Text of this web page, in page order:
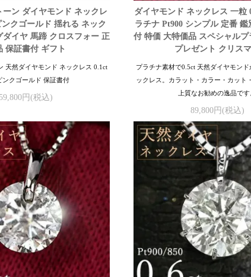
ーン ダイヤモンド ネックレ
クゴールド 揺れる ネック
ダイヤ 馬蹄 クロスフォー 正
保証書付 ギフト
天然ダイヤモンド ネックレス 0.1ct
ンクゴールド 保証書付
59,800円(税込)
ダイヤモンド ネックレス 一粒
ラチナ Pt900 シンプル 定番 鑑
付 特価 大特価品 スペシャルプ
プレゼント クリス
プラチナ素材で0.5ct 天然ダイヤモン
ックレス。カラット・カラー・カット
上質なお勧めの逸品です
89,800円(税込)